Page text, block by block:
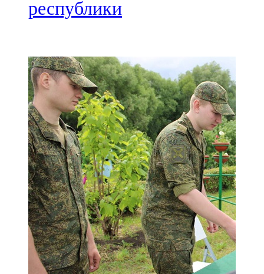
106,2 FM
Минзәлә
107,3 FM
Мөслим
100,0 FM
Нурлат
104,7 FM
Олы Әтнә
71,42 FM
Сарман
республики